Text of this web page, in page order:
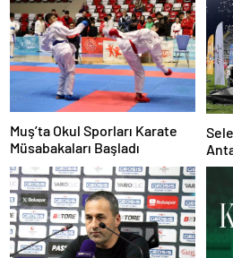
Muş’ta Okul Sporları Karate
Müsabakaları Başladı